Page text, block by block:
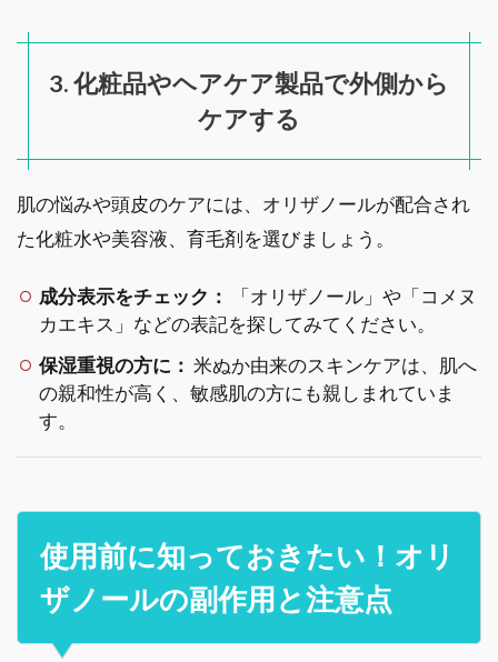
3. 化粧品やヘアケア製品で外側から
ケアする
肌の悩みや頭皮のケアには、オリザノールが配合され
た化粧水や美容液、育毛剤を選びましょう。
成分表示をチェック：
「オリザノール」や「コメヌ
カエキス」などの表記を探してみてください。
保湿重視の方に： 米ぬか由来のスキンケアは、肌へ
の親和性が高く、敏感肌の方にも親しまれていま
す。
使用前に知っておきたい！オリ
ザノールの副作用と注意点